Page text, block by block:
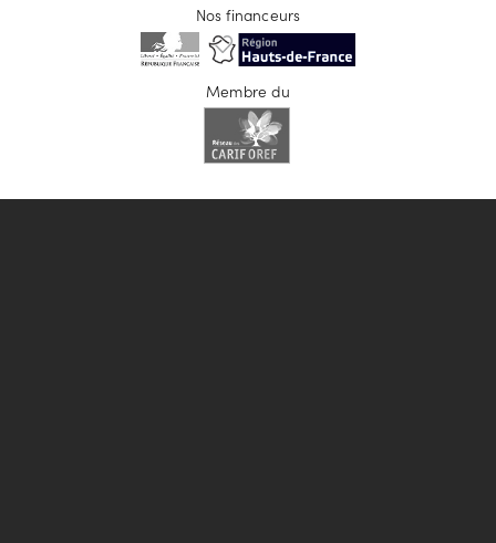
Nos financeurs
Membre du